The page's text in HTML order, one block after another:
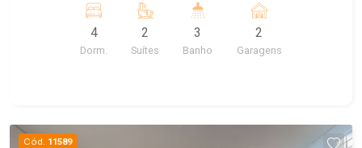
4
Dorm.
2
Suítes
3
Banho
2
Garagens
Cód. 11589